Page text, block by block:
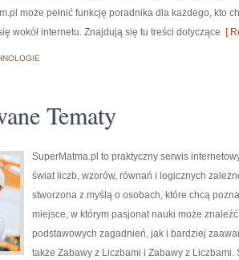
może pełnić funkcję poradnika dla każdego, kto
wokół internetu. Znajdują się tu treści dotyczące [
Tematy
SuperMatma.pl to praktyczny serwis
świat liczb, wzorów, równań i logicznych
stworzona z myślą o osobach, które chcą
miejsce, w którym pasjonat nauki może
podstawowych zagadnień, jak i bardziej
także Zabawy z Liczbami i Zabawy z